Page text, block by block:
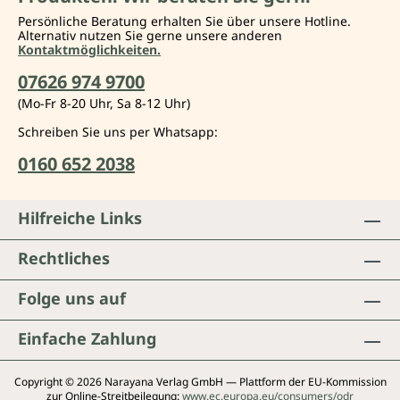
Marihuana konsumiert oder dies erwägt. Sehr
empfehlenswert.« Martin A. Lee, Leiter des Project
CBD
Persönliche Beratung erhalten Sie über unsere Hotline.
Alternativ nutzen Sie gerne unsere anderen
Kontaktmöglichkeiten.
07626 974 9700
(Mo-Fr 8-20 Uhr, Sa 8-12 Uhr)
Schreiben Sie uns per Whatsapp:
0160 652 2038
Folge uns auf
Einfache Zahlung
Hilfreiche Links
Rechtliches
Copyright © 2026 Narayana Verlag GmbH — Plattform der EU-Kommission
zur Online-Streitbeilegung:www.ec.europa.eu/consumers/odr